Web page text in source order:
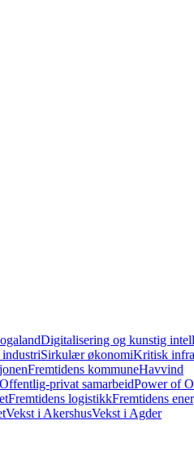
Digitalisering og kunstig
Sirkulær økonomiKritisk
Fremtidens kommuneHavvind
Offentlig-privat samarbeidPower of
Fremtidens logistikkFremtidens
Vekst i AkershusVekst i Agder